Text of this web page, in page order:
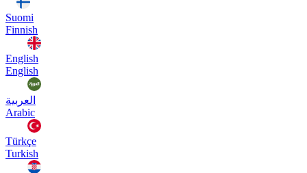
Suomi
Finnish
English
English
العربية
Arabic
Türkçe
Turkish